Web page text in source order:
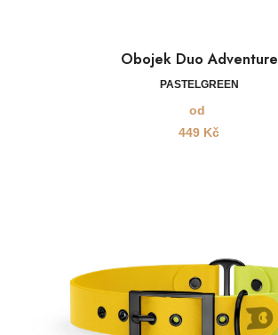
Obojek Duo Adventure
PASTELGREEN
od
449 Kč